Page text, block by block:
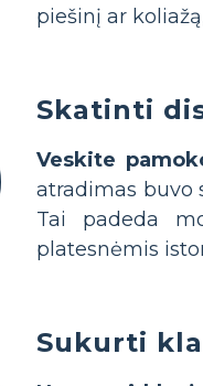
piešinį ar
Skatinti
Veskite
atradimas buvo
Tai padeda
platesnėmis
Sukurti